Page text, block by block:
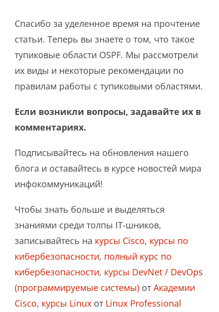
Спасибо за уделенное время на прочтение
статьи. Теперь вы знаете о том, что такое
тупиковые области OSPF. Мы рассмотрели
их виды и некоторые рекомендации по
правилам работы с тупиковыми областями.
Если возникли вопросы, задавайте их в
комментариях.
Подписывайтесь на обновления нашего
блога и оставайтесь в курсе новостей мира
инфокоммуникаций!
Чтобы знать больше и выделяться
знаниями среди толпы IT-шников,
записывайтесь на курсы Cisco, курсы по
кибербезопасности, полный курс по
кибербезопасности, курсы DevNet / DevOps
(программируемые системы) от Академии
Cisco, курсы Linux от Linux Professional